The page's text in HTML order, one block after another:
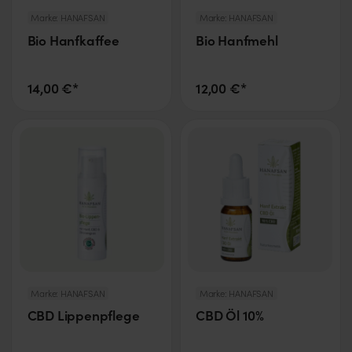
Marke: HANAFSAN
Bio Hanfkaffee
14,00 €*
Marke: HANAFSAN
Bio Hanfmehl
12,00 €*
Marke: HANAFSAN
CBD Lippenpflege
Marke: HANAFSAN
CBD Öl 10%